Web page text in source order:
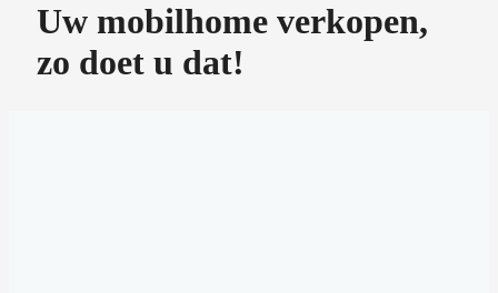
Uw mobilhome verkopen,
zo doet u dat!